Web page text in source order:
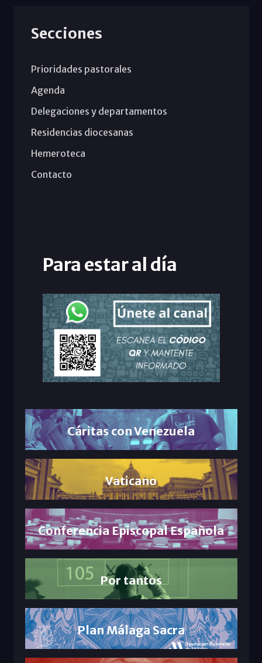
Secciones
Prioridades pastorales
Agenda
Delegaciones y departamentos
Residencias diocesanas
Hemeroteca
Contacto
Para estar al día
Cáritas con Venezuela
Vaticano
Conferencia Episcopal Española
Por tantos
Plan Málaga Sacra